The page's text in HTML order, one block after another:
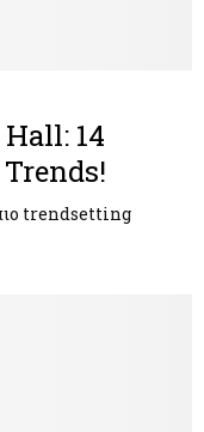
14
trendsetting